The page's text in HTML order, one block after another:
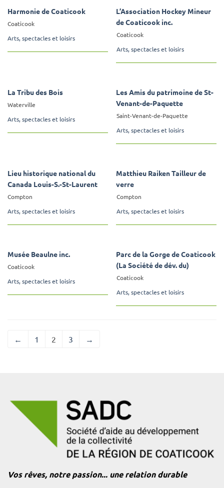
Harmonie de Coaticook
Coaticook
Arts, spectacles et loisirs
L’Association Hockey Mineur
de Coaticook inc.
Coaticook
Arts, spectacles et loisirs
La Tribu des Bois
Waterville
Arts, spectacles et loisirs
Les Amis du patrimoine de St-
Venant-de-Paquette
Saint-Venant-de-Paquette
Arts, spectacles et loisirs
Lieu historique national du
Canada Louis-S.-St-Laurent
Compton
Arts, spectacles et loisirs
Matthieu Raiken Tailleur de
verre
Compton
Arts, spectacles et loisirs
Musée Beaulne inc.
Coaticook
Arts, spectacles et loisirs
Parc de la Gorge de Coaticook
(La Société de dév. du)
Coaticook
Arts, spectacles et loisirs
← 1 2 3 →
Vos rêves, notre passion... une relation durable